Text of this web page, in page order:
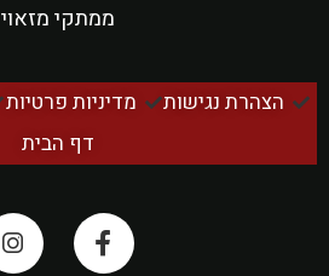
ממתקי מזאוי
הצהרת נגישות מדיניות פרטיות
דף הבית